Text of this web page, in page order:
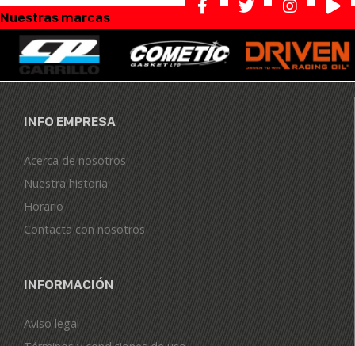
Nuestras marcas
INFO EMPRESA
Acerca de nosotros
Nuestra historia
Horario
Contacta con nosotros
INFORMACIÓN
Aviso legal